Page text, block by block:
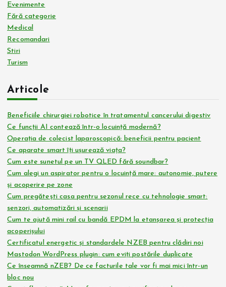
Evenimente
Fără categorie
Medical
Recomandari
Stiri
Turism
Articole
Beneficiile chirurgiei robotice în tratamentul cancerului digestiv
Ce funcții AI contează într-o locuință modernă?
Operația de colecist laparoscopică: beneficii pentru pacient
Ce aparate smart îți ușurează viața?
Cum este sunetul pe un TV QLED fără soundbar?
Cum alegi un aspirator pentru o locuință mare: autonomie, putere
și acoperire pe zone
Cum pregătești casa pentru sezonul rece cu tehnologie smart:
senzori, automatizări și scenarii
Cum te ajută mini rail cu bandă EPDM la etanșarea și protecția
acoperișului
Certificatul energetic și standardele NZEB pentru clădiri noi
Mastodon WordPress plugin: cum eviți postările duplicate
Ce înseamnă nZEB? De ce facturile tale vor fi mai mici într-un
bloc nou